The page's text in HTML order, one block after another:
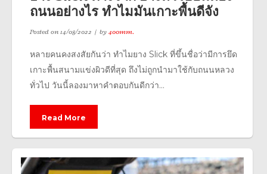
ถนนอย่างไร ทำไมมันเกาะพื้นดีจัง
Posted on14/08/2022 by400mm.
หลายคนคงสงสัยกันว่า ทำไมยาง Slick ที่ขึ้นชื่อว่ามีการยึด
เกาะพื้นสนามแข่งผิวดีที่สุด ถึงไม่ถูกนำมาใช้กับถนนหลวง
ทั่วไป วันนี้ลองมาหาคำตอบกันดีกว่า...
Read More